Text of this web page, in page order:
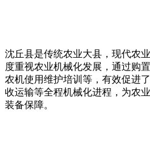
沈丘县是传统农业大县，现代农
度重视农业机械化发展，通过购
农机使用维护培训等，有效促进
收运输等全程机械化进程，为农
装备保障。